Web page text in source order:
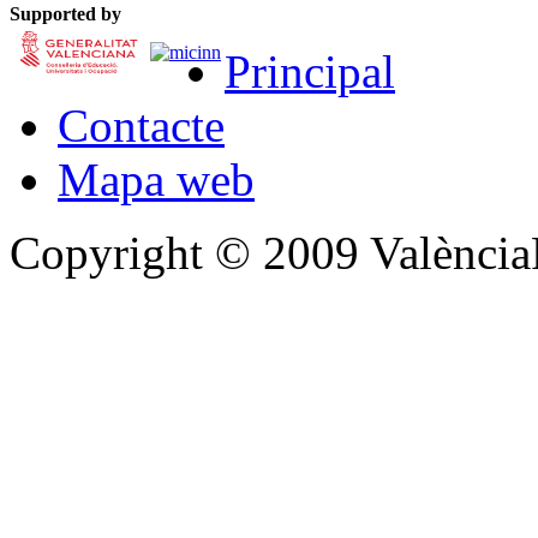
Supported by
Principal
Contacte
Mapa web
Copyright © 2009